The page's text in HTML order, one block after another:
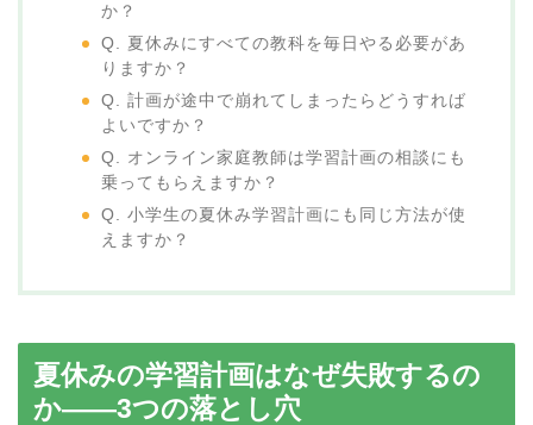
か？
Q. 夏休みにすべての教科を毎日やる必要があ
りますか？
Q. 計画が途中で崩れてしまったらどうすれば
よいですか？
Q. オンライン家庭教師は学習計画の相談にも
乗ってもらえますか？
Q. 小学生の夏休み学習計画にも同じ方法が使
えますか？
夏休みの学習計画はなぜ失敗するの
か——3つの落とし穴